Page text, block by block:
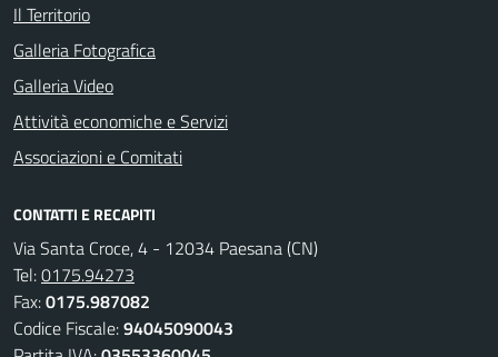
Il Territorio
Galleria Fotografica
Galleria Video
Attività economiche e Servizi
Associazioni e Comitati
CONTATTI E RECAPITI
Via Santa Croce, 4 - 12034 Paesana (CN)
Tel:0175.94273
Fax:0175.987082
Codice Fiscale:94045090043